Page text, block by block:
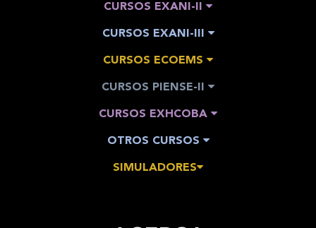
CURSOS EXANI-II
CURSOS EXANI-III
CURSOS ECOEMS
CURSOS PIENSE-II
CURSOS EXHCOBA
OTROS CURSOS
SIMULADORES